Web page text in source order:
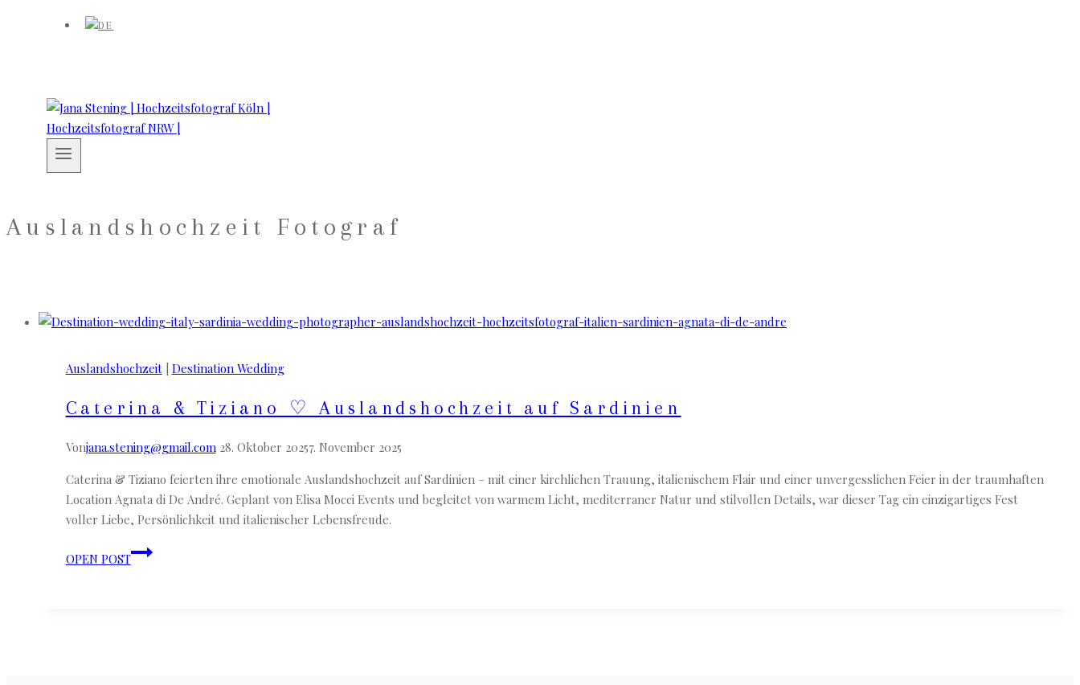
Auslandshochzeit Fotograf
Auslandshochzeit| Destination Wedding
Caterina & Tiziano ♡ Auslandshochzeit auf Sardinien
Vonjana.stening@gmail.com 28. Oktober 20257. November 2025
Caterina & Tiziano feierten ihre emotionale Auslandshochzeit auf Sardinien – mit einer kirchlichen Trauung, italienischem Flair und einer unvergesslichen Feier in der traumhaften
Location Agnata di De André. Geplant von Elisa Mocci Events und begleitet von warmem Licht, mediterraner Natur und stilvollen Details, war dieser Tag ein einzigartiges Fest
voller Liebe, Persönlichkeit und italienischer Lebensfreude.
OPEN POST
Caterina
&